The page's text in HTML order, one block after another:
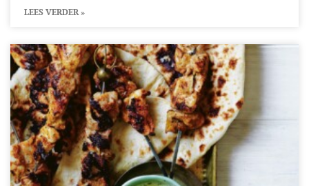
LEES VERDER »